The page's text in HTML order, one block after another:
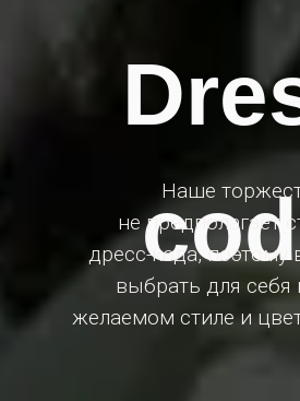
Наше
не предполагает
дресс-кода,
выбрать для себя
желаемом стиле и